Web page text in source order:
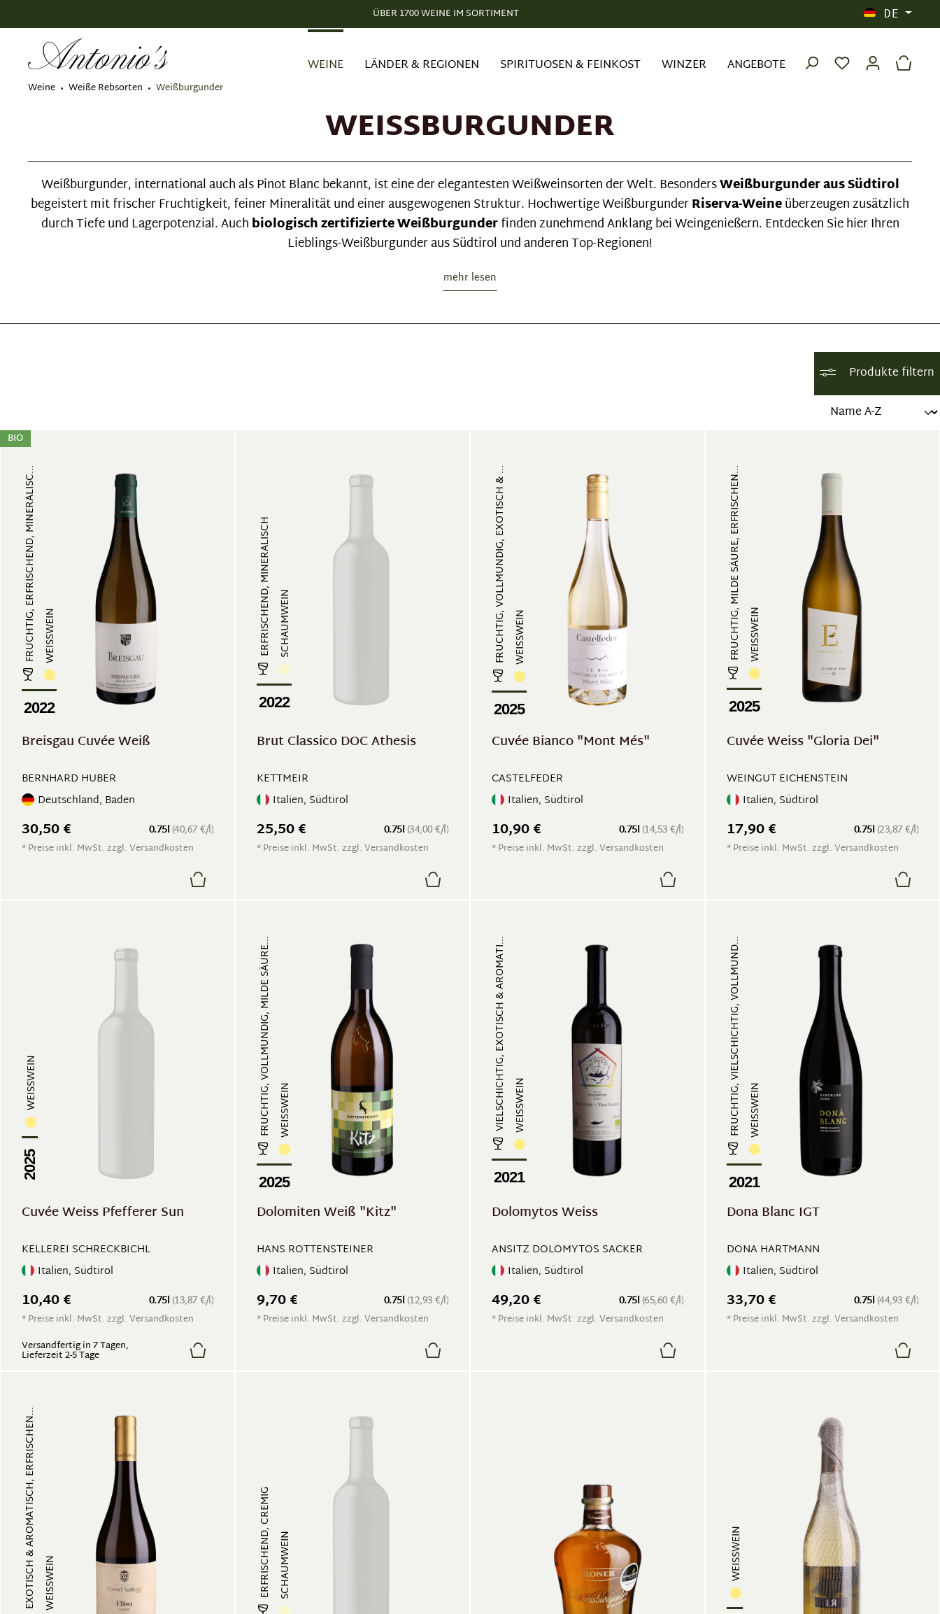
ÜBER 1700 WEINE IM SORTIMENT DE
Weine Weiße Rebsorten Weißburgunder
WEINE LÄNDER & REGIONEN SPIRITUOSEN & FEINKOST WINZER ANGEBOTE
WEISSBURGUNDER
Weißburgunder, international auch als Pinot Blanc bekannt, ist eine der elegantesten Weißweinsorten der Welt. BesondersWeißburgunder aus Südtirol
begeistert mit frischer Fruchtigkeit, feiner Mineralität und einer ausgewogenen Struktur. Hochwertige WeißburgunderRiserva-Weineüberzeugen zusätzlich
durch Tiefe und Lagerpotenzial. Auchbiologisch zertifizierte Weißburgunderfinden zunehmend Anklang bei Weingenießern. Entdecken Sie hier Ihren
Lieblings-Weißburgunder aus Südtirol und anderen Top-Regionen!
mehr lesen
Produkte filtern
BIO
FRUCHTIG, ERFRISCHEND, MINERALISC... WEISSWEIN
2022
Breisgau Cuvée Weiß
BERNHARD HUBER
Deutschland, Baden
0.75l (40,67 €/l)
30,50 €
* Preise inkl. MwSt. zzgl. Versandkosten
ERFRISCHEND, MINERALISCHSCHAUMWEIN
2022
Brut Classico DOC Athesis
KETTMEIR
Italien, Südtirol
0.75l (34,00 €/l)
25,50 €
* Preise inkl. MwSt. zzgl. Versandkosten
FRUCHTIG, VOLLMUNDIG, EXOTISCH & ... WEISSWEIN
2025
Cuvée Bianco "Mont Més"
CASTELFEDER
Italien, Südtirol
0.75l (14,53 €/l)
10,90 €
* Preise inkl. MwSt. zzgl. Versandkosten
FRUCHTIG, MILDE SÄURE, ERFRISCHEN... WEISSWEIN
2025
Cuvée Weiss "Gloria Dei"
WEINGUT EICHENSTEIN
Italien, Südtirol
0.75l (23,87 €/l)
17,90 €
* Preise inkl. MwSt. zzgl. Versandkosten
WEISSWEIN
2025
Cuvée Weiss Pfefferer Sun
KELLEREI SCHRECKBICHL
Italien, Südtirol
0.75l (13,87 €/l)
10,40 €
* Preise inkl. MwSt. zzgl. Versandkosten
Versandfertig in 7 Tagen,
Lieferzeit 2-5 Tage
FRUCHTIG, VOLLMUNDIG, MILDE SÄURE... WEISSWEIN
2025
Dolomiten Weiß "Kitz"
HANS ROTTENSTEINER
Italien, Südtirol
0.75l (12,93 €/l)
9,70 €
* Preise inkl. MwSt. zzgl. Versandkosten
VIELSCHICHTIG, EXOTISCH & AROMATI... WEISSWEIN
2021
Dolomytos Weiss
ANSITZ DOLOMYTOS SACKER
Italien, Südtirol
0.75l (65,60 €/l)
49,20 €
* Preise inkl. MwSt. zzgl. Versandkosten
FRUCHTIG, VIELSCHICHTIG, VOLLMUND... WEISSWEIN
2021
Dona Blanc IGT
DONA HARTMANN
Italien, Südtirol
0.75l (44,93 €/l)
33,70 €
* Preise inkl. MwSt. zzgl. Versandkosten
EXOTISCH & AROMATISCH, ERFRISCHEN... WEISSWEIN ERFRISCHEND, CREMIGSCHAUMWEIN WEISSWEIN